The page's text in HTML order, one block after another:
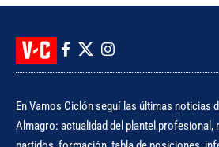
En Vamos Ciclón seguí las últimas noticias
Almagro: actualidad del plantel profesional,